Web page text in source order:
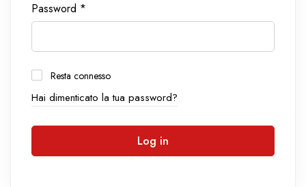
Password *
Resta connesso
Hai dimenticato la tua password?
Log in